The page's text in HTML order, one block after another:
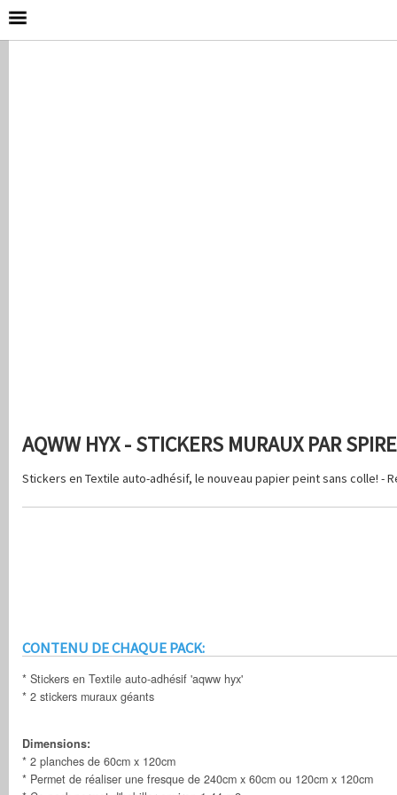
AQWW HYX - STICKERS MURAUX PAR
Stickers en Textile auto-adhésif, le nouveau papier peint sans colle! -
CONTENU DE CHAQUE PACK:
* Stickers en Textile auto-adhésif 'aqww hyx'
* 2 stickers muraux géants
Dimensions:
* 2 planches de 60cm x 120cm
* Permet de réaliser une fresque de 240cm x 60cm ou 120cm x 120cm